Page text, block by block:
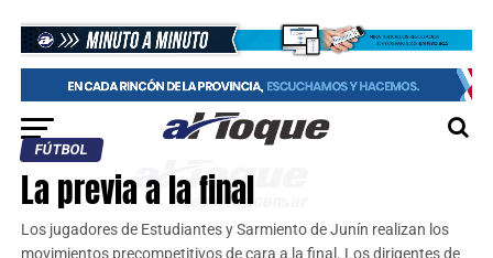
FÚTBOL
La previa a la final
Los jugadores de Estudiantes y Sarmiento de Junín realizan los
movimientos precompetitivos de cara a la final. Los dirigentes de